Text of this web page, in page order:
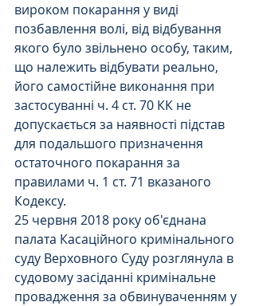
вироком покарання у виді
позбавлення волі, від відбування
якого було звільнено особу, таким,
що належить відбувати реально,
його самостійне виконання при
застосуванні ч. 4 ст. 70 КК не
допускається за наявності підстав
для подальшого призначення
остаточного покарання за
правилами ч. 1 ст. 71 вказаного
Кодексу.
25 червня 2018 року об'єднана
палата Касаційного кримінального
суду Верховного Суду розглянула в
судовому засіданні кримінальне
провадження за обвинуваченням у